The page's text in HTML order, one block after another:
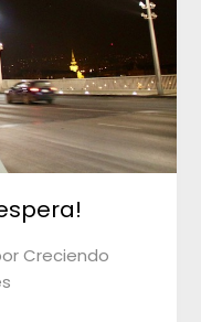
Creciendo